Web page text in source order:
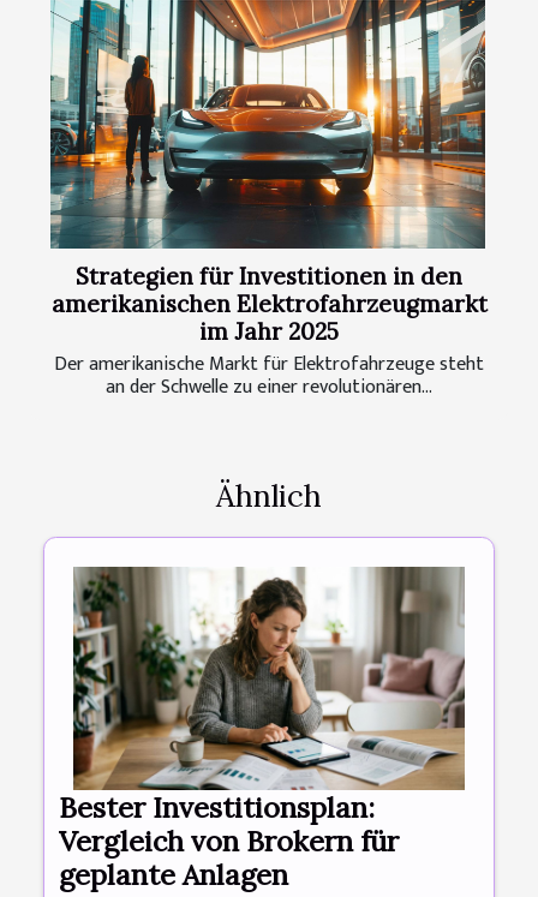
Strategien für Investitionen in den
amerikanischen Elektrofahrzeugmarkt
im Jahr 2025
Der amerikanische Markt für Elektrofahrzeuge steht
an der Schwelle zu einer revolutionären...
Ähnlich
Bester Investitionsplan:
Vergleich von Brokern für
geplante Anlagen